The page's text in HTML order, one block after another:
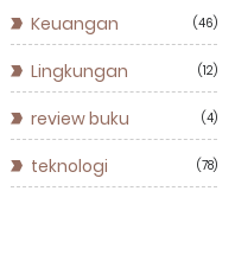
Keuangan 46
Lingkungan 12
review buku 4
teknologi 78